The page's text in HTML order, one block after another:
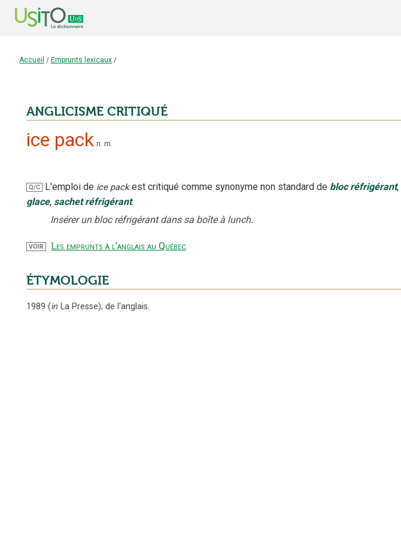
Accueil / Emprunts lexicaux /
ANGLICISME CRITIQUÉ
ice pack n. m.
Q/C L'emploide ice pack est critiqué comme synonyme non standardde bloc réfrigérant,
glace, sachet réfrigérant.
Insérer un bloc réfrigérant dans sa boîte à lunch.
VOIR Les emprunts à l’anglais au Québec.
ÉTYMOLOGIE
1989 (in La Presse); de l'anglais.